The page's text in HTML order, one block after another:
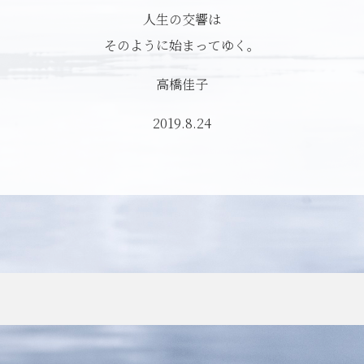
人生の交響は
そのように始まってゆく。
高橋佳子
2019.8.24